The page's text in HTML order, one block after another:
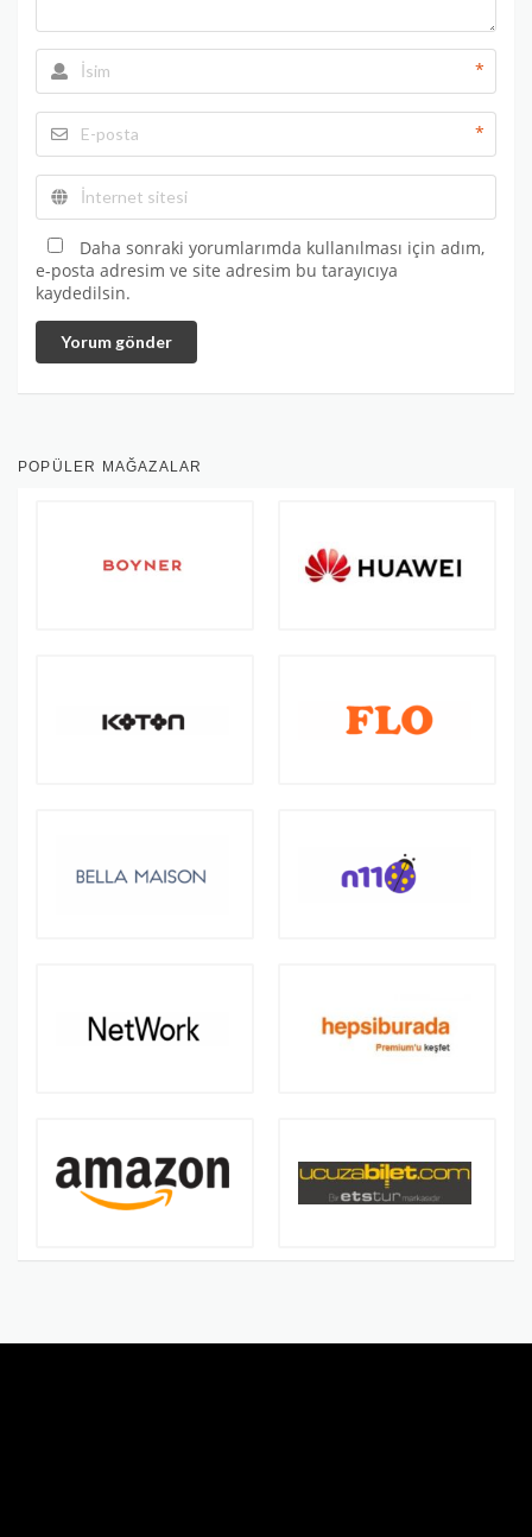
*
*
Daha sonraki yorumlarımda kullanılması için adım,
e-posta adresim ve site adresim bu tarayıcıya
kaydedilsin.
Yorum gönder
POPÜLER MAĞAZALAR